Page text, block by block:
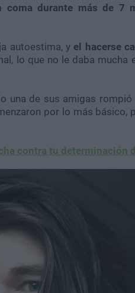
coma durante más de 7
autoestima, y el hacerse
lo que no le daba mucha
una de sus amigas
por lo más básico,
contra tu determinación